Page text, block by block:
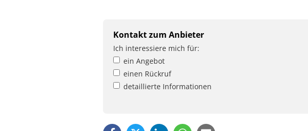
Kontakt zum Anbieter
Ich interessiere mich für:
ein Angebot
einen Rückruf
detaillierte Informationen